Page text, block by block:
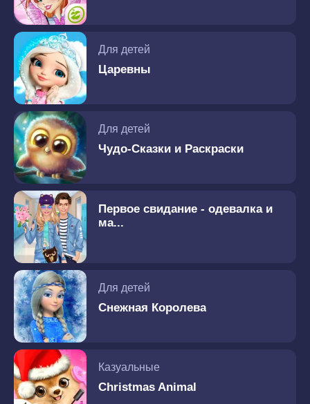
Для детей
Царевны
Для детей
Чудо-Сказки и Раскраски
Первое свидание - одевалка и
ма...
Для детей
Снежная Королева
Казуальные
Christmas Animal